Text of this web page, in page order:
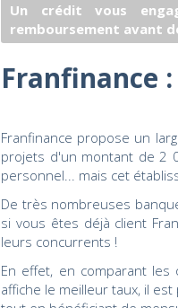
Un crédit vous
remboursement avant
Franfinance
Franfinance propose un
projets d'un montant de 2
personnel... mais cet
De très nombreuses
si vous êtes déjà client
leurs concurrents !
En effet, en comparant
affiche le meilleur taux, il